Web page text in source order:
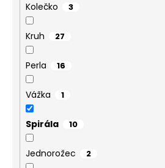
Kolečko 3
Kruh 27
Perla 16
Vážka 1
Spirála 10
Jednorožec 2